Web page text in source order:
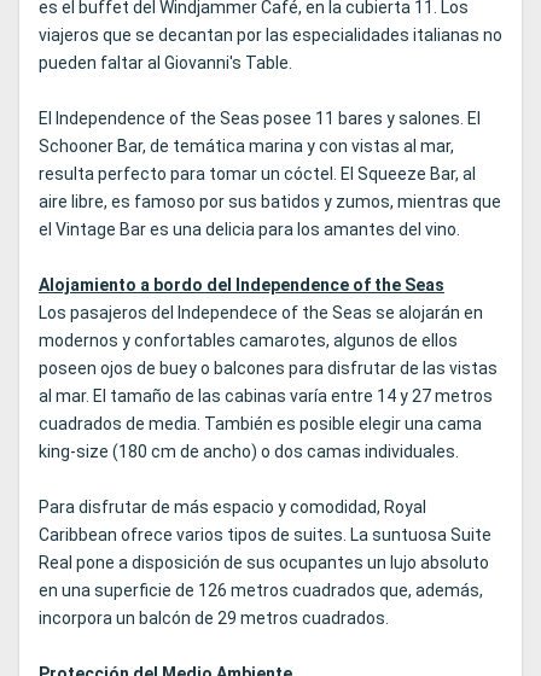
es el buffet del Windjammer Café, en la cubierta 11. Los
viajeros que se decantan por las especialidades italianas no
pueden faltar al Giovanni's Table.
El Independence of the Seas posee 11 bares y salones. El
Schooner Bar, de temática marina y con vistas al mar,
resulta perfecto para tomar un cóctel. El Squeeze Bar, al
aire libre, es famoso por sus batidos y zumos, mientras que
el Vintage Bar es una delicia para los amantes del vino.
Alojamiento a bordo del Independence of the Seas
Los pasajeros del Independece of the Seas se alojarán en
modernos y confortables camarotes, algunos de ellos
poseen ojos de buey o balcones para disfrutar de las vistas
al mar. El tamaño de las cabinas varía entre 14 y 27 metros
cuadrados de media. También es posible elegir una cama
king-size (180 cm de ancho) o dos camas individuales.
Para disfrutar de más espacio y comodidad, Royal
Caribbean ofrece varios tipos de suites. La suntuosa Suite
Real pone a disposición de sus ocupantes un lujo absoluto
en una superficie de 126 metros cuadrados que, además,
incorpora un balcón de 29 metros cuadrados.